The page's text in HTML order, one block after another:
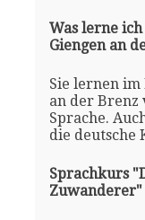
Was lerne
Giengen an
Sie lernen
an der Brenz
Sprache.
die deutsche
Sprachkurs
Zuwanderer"